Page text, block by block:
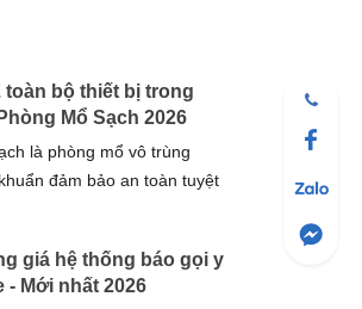
toàn bộ thiết bị trong
Mổ Sạch 2026
là phòng mổ vô trùng
đảm bảo an toàn tuyệt
giá hệ thống báo gọi y
- Mới nhất 2026